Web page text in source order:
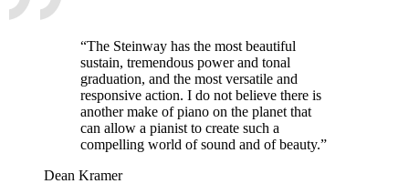
“The Steinway has the most beautiful
sustain, tremendous power and tonal
graduation, and the most versatile and
responsive action. I do not believe there is
another make of piano on the planet that
can allow a pianist to create such a
compelling world of sound and of beauty.”
Dean Kramer